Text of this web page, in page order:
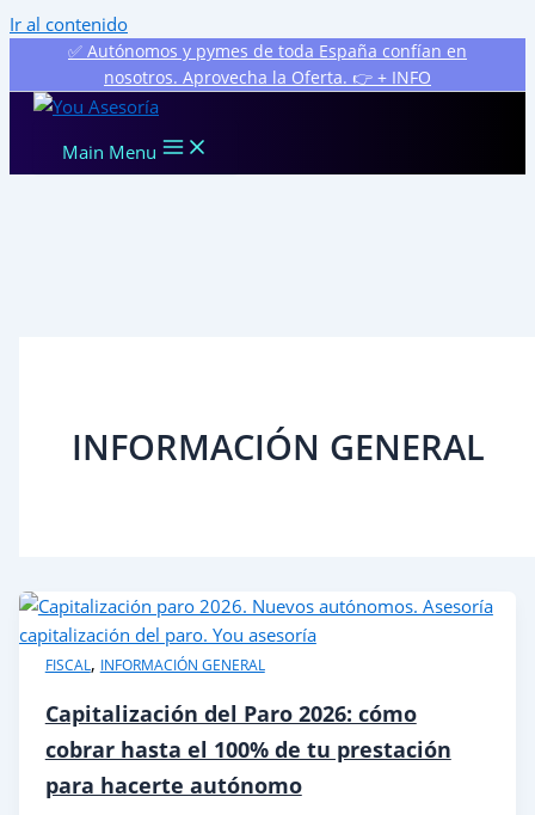
Ir al contenido
✅ Autónomos y pymes de toda España confían en
nosotros. Aprovecha la Oferta. 👉 + INFO
Main Menu
INFORMACIÓN GENERAL
FISCAL, INFORMACIÓN GENERAL
Capitalización del Paro 2026: cómo
cobrar hasta el 100% de tu prestación
para hacerte autónomo